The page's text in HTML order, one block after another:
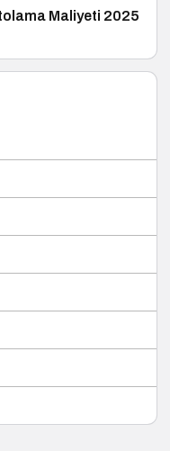
Maliyeti 2025